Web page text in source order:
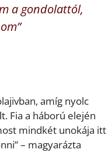
a gondolattól,
amíg nyolc
Fia a háború elején
mindkét unokája itt
– magyarázta